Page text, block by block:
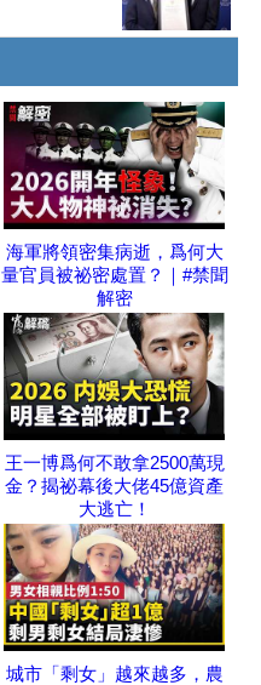
海軍將領密集病逝，爲何大
量官員被祕密處置？｜#禁聞
解密
王一博爲何不敢拿2500萬現
金？揭祕幕後大佬45億資產
大逃亡！
城市「剩女」越來越多，農